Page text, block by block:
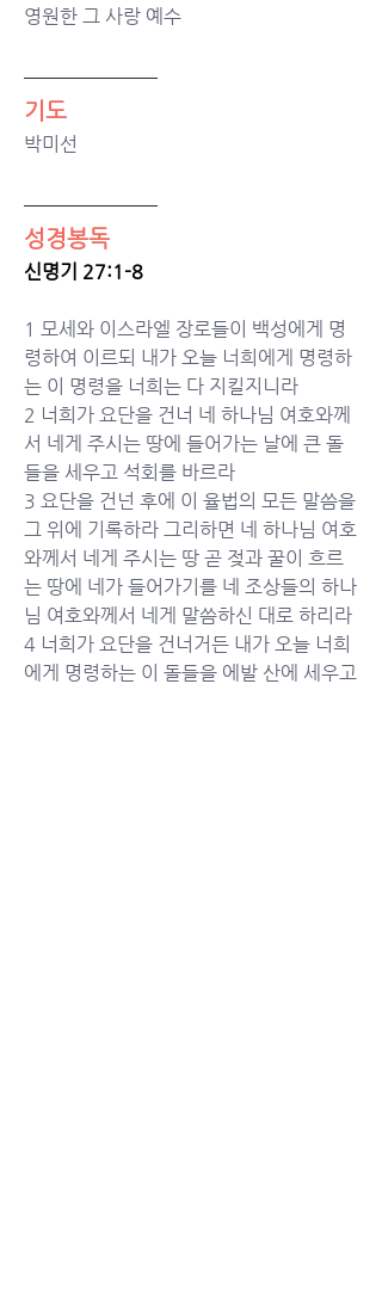
영원한 그 사랑 예수
기도
박미선
성경봉독
신명기 27:1-8
1 모세와 이스라엘 장로들이 백성에게 명
령하여 이르되 내가 오늘 너희에게 명령하
는 이 명령을 너희는 다 지킬지니라
2 너희가 요단을 건너 네 하나님 여호와께
서 네게 주시는 땅에 들어가는 날에 큰 돌
들을 세우고 석회를 바르라
3 요단을 건넌 후에 이 율법의 모든 말씀을
그 위에 기록하라 그리하면 네 하나님 여호
와께서 네게 주시는 땅 곧 젖과 꿀이 흐르
는 땅에 네가 들어가기를 네 조상들의 하나
님 여호와께서 네게 말씀하신 대로 하리라
4 너희가 요단을 건너거든 내가 오늘 너희
에게 명령하는 이 돌들을 에발 산에 세우고